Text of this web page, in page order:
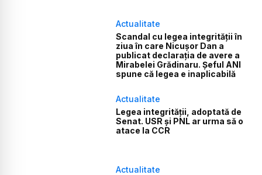
Actualitate
Scandal cu legea integrității în
ziua în care Nicușor Dan a
publicat declarația de avere a
Mirabelei Grădinaru. Șeful ANI
spune că legea e inaplicabilă
Actualitate
Legea integrității, adoptată de
Senat. USR și PNL ar urma să o
atace la CCR
Actualitate